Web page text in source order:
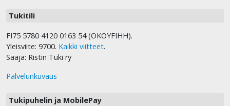
Tukitili
FI75 5780 4120 0163 54 (OKOYFIHH).
Yleisviite: 9700. Kaikki viitteet.
Saaja: Ristin Tuki ry
Palvelunkuvaus
Tukipuhelin ja MobilePay